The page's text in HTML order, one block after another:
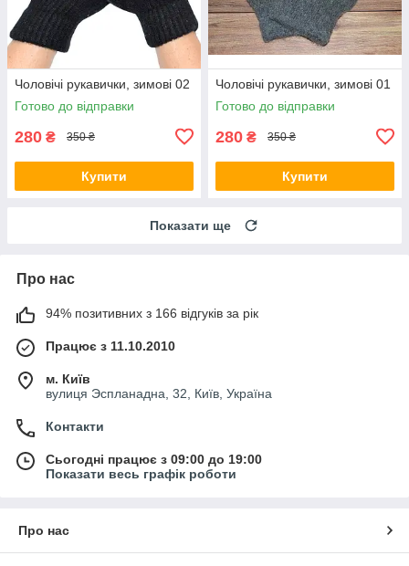
Чоловічі рукавички, зимові 02
Готово до відправки
280 ₴ 350 ₴
Купити
Чоловічі рукавички, зимові 01
Готово до відправки
280 ₴ 350 ₴
Купити
Показати ще
Про нас
94% позитивних з 166 відгуків за рік
Працює з 11.10.2010
м. Київ
вулиця Эспланадна, 32, Київ, Україна
Контакти
Сьогодні працює з 09:00 до 19:00
Показати весь графік роботи
Про нас